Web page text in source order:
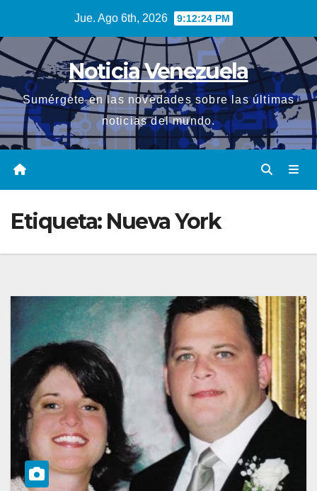
contenido
Jue. Ago 6th, 2026 9:12:26 PM
Noticia Venezuela
Sumérgete en las novedades sobre las últimas
noticias del mundo.
Etiqueta: Nueva York